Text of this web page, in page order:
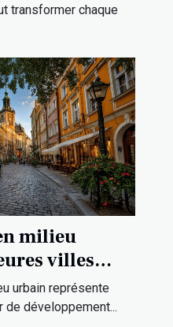
transformer chaque
milieu
villes
les piétons
urbain représente
de développement...